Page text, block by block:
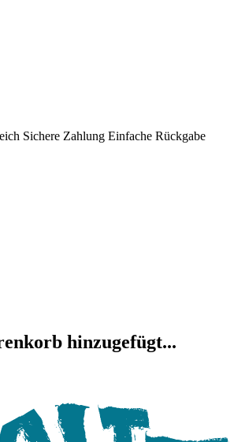
Sichere Zahlung Einfache Rückgabe
hinzugefügt...